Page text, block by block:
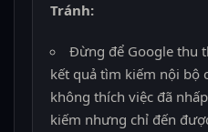
Tránh:
Đừng để Google thu
kết quả tìm kiếm nội bộ
không thích việc đã
kiếm nhưng chỉ đến